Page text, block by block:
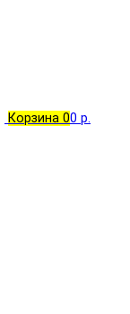
Корзина 00 р.